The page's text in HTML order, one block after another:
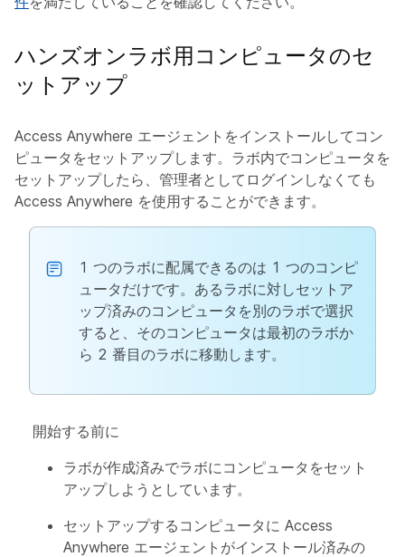
ハンズオンラボ用コンピュータのセ
ットアップ
Access Anywhere エージェントをインストールしてコン
ピュータをセットアップします。ラボ内でコンピュータを
セットアップしたら、管理者としてログインしなくても
Access Anywhere を使用することができます。
1 つのラボに配属できるのは 1 つのコンピ
ュータだけです。あるラボに対しセットア
ップ済みのコンピュータを別のラボで選択
すると、そのコンピュータは最初のラボか
ら 2 番目のラボに移動します。
開始する前に
ラボが作成済みでラボにコンピュータをセット
アップしようとしています。
セットアップするコンピュータに Access
Anywhere エージェントがインストール済みの